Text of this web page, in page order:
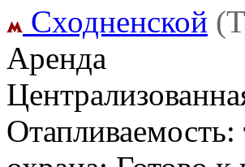
Сходненской
Аренда